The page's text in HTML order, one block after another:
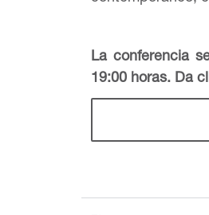
La conferencia
19:00 horas. Da